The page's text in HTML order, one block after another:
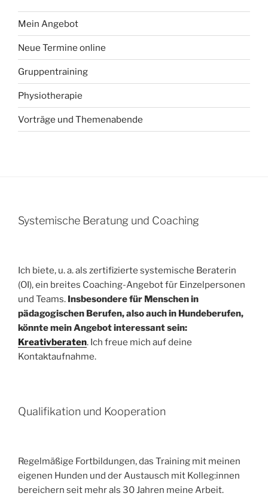
Mein Angebot
Neue Termine online
Gruppentraining
Physiotherapie
Vorträge und Themenabende
Systemische Beratung und Coaching
Ich biete, u. a. als zertifizierte systemische Beraterin
(OI), ein breites Coaching-Angebot für Einzelpersonen
und Teams. Insbesondere für Menschen in
pädagogischen Berufen, also auch in Hundeberufen,
könnte mein Angebot interessant sein:
Kreativberaten. Ich freue mich auf deine
Kontaktaufnahme.
Qualifikation und Kooperation
Regelmäßige Fortbildungen, das Training mit meinen
eigenen Hunden und der Austausch mit Kolleg:innen
bereichern seit mehr als 30 Jahren meine Arbeit.